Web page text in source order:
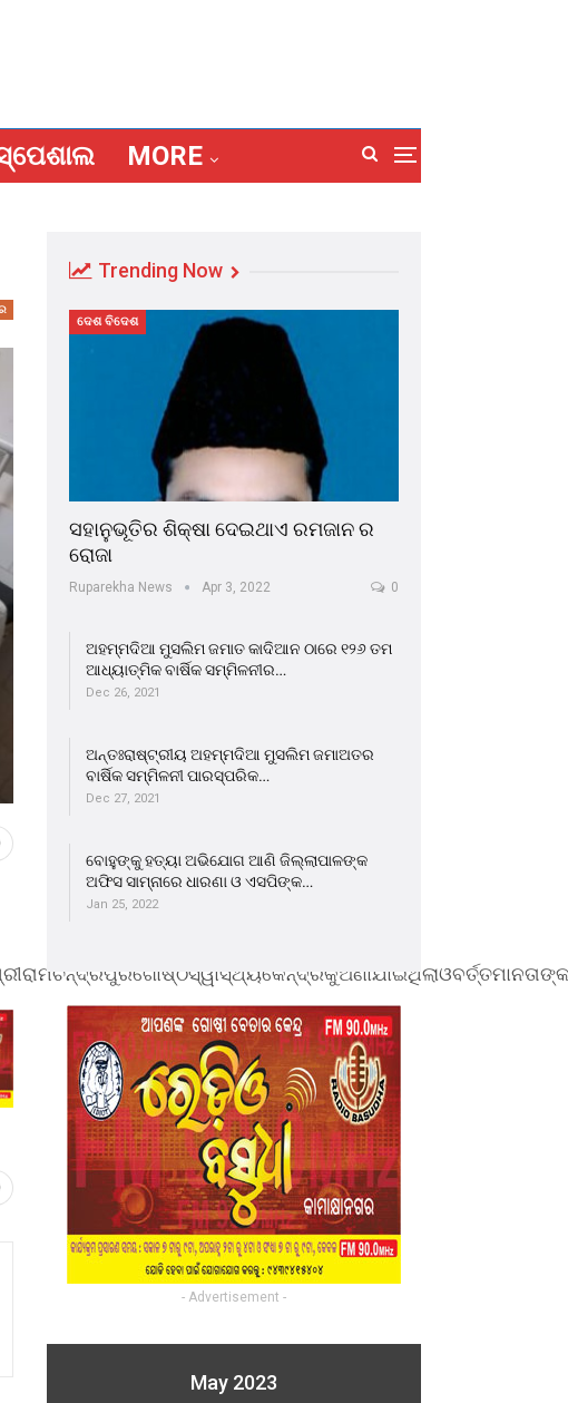
MORE
Trending Now
ଦେଶ ବିଦେଶ
ସହାନୁଭୂତିର ଶିକ୍ଷା ଦେଇଥାଏ ରମଜାନ ର
ରୋଜା
Ruparekha News Apr 3, 2022 0
ଅହମ୍ମଦିଆ ମୁସଲିମ ଜମାତ କାଦିଆନ ଠାରେ ୧୨୬ ତମ
ଆଧ୍ୟାତ୍ମିକ ବାର୍ଷିକ ସମ୍ମିଳନୀର…
Dec 26, 2021
ଅନ୍ତଃରାଷ୍ଟ୍ରୀୟ ଅହମ୍ମଦିଆ ମୁସଲିମ ଜମାଅତର
ବାର୍ଷିକ ସମ୍ମିଳନୀ ପାରସ୍ପରିକ…
Dec 27, 2021
ବୋହୁଙ୍କୁ ହତ୍ୟା ଅଭିଯୋଗ ଆଣି ଜିଲ୍ଲାପାଳଙ୍କ
ଅଫିସ ସାମ୍ନାରେ ଧାରଣା ଓ ଏସପିଙ୍କ…
Jan 25, 2022
- Advertisement -
May 2023